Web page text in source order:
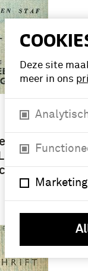
Deze site
meer in ons
Marketing
taak
-